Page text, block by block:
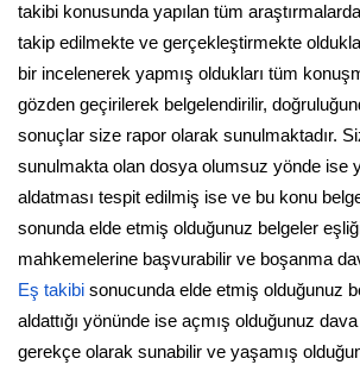
takibi konusunda yapılan tüm
takip edilmekte ve gerçekleştirmekte
bir incelenerek yapmış oldukları tüm
gözden geçirilerek belgelendirilir,
sonuçlar size rapor olarak sunulmaktadır.
sunulmakta olan dosya olumsuz yönde ise
aldatması tespit edilmiş ise ve bu konu
sonunda elde etmiş olduğunuz belgeler
mahkemelerine başvurabilir ve boşanma
Eş takibi sonucunda elde etmiş olduğunuz
aldattığı yönünde ise açmış olduğunuz
gerekçe olarak sunabilir ve yaşamış